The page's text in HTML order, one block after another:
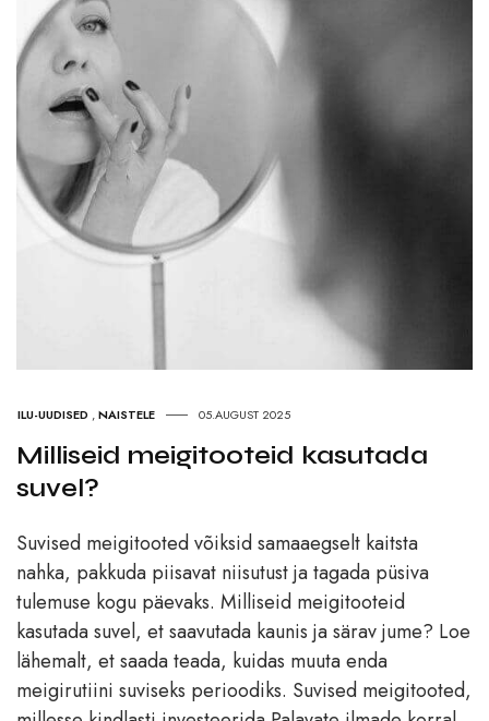
ILU-UUDISED ,NAISTELE 05.AUGUST 2025
Milliseid meigitooteid kasutada
suvel?
Suvised meigitooted võiksid samaaegselt kaitsta
nahka, pakkuda piisavat niisutust ja tagada püsiva
tulemuse kogu päevaks. Milliseid meigitooteid
kasutada suvel, et saavutada kaunis ja särav jume? Loe
lähemalt, et saada teada, kuidas muuta enda
meigirutiini suviseks perioodiks. Suvised meigitooted,